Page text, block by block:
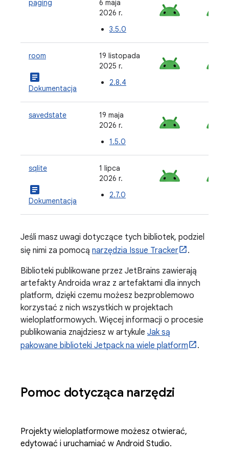
paging
6 maja
2026 r.
3.5.0
room
article
Dokumentacja
19 listopada
2025 r.
2.8.4
savedstate
19 maja
2026 r.
1.5.0
sqlite
article
Dokumentacja
1 lipca
2026 r.
2.7.0
Jeśli masz uwagi dotyczące tych bibliotek, podziel
się nimi za pomocą narzędzia Issue Tracker
.
Biblioteki publikowane przez JetBrains zawierają
artefakty Androida wraz z artefaktami dla innych
platform, dzięki czemu możesz bezproblemowo
korzystać z nich wszystkich w projektach
wieloplatformowych. Więcej informacji o procesie
publikowania znajdziesz w artykule Jak są
pakowane biblioteki Jetpack na wiele platform
.
Pomoc dotycząca narzędzi
Projekty wieloplatformowe możesz otwierać,
edytować i uruchamiać w Android Studio.